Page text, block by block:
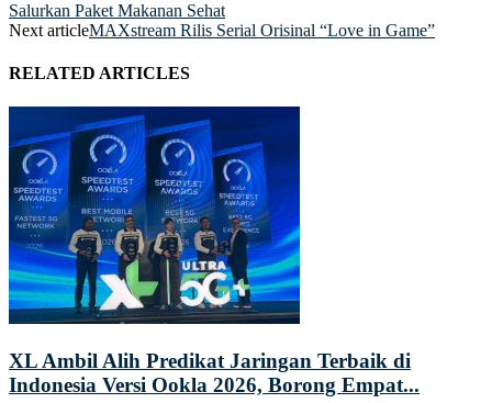
Salurkan Paket Makanan Sehat
Next articleMAXstream Rilis Serial Orisinal “Love in Game”
RELATED ARTICLES
XL Ambil Alih Predikat Jaringan Terbaik di
Indonesia Versi Ookla 2026, Borong Empat...